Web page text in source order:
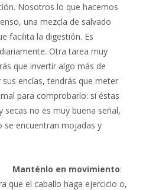
Nosotros lo que hacemos
una mezcla de salvado
facilita la digestión. Es
Otra tarea muy
que invertir algo más de
encías, tendrás que meter
para comprobarlo: si éstas
secas no es muy buena señal,
se encuentran mojadas y
Manténlo en movimiento:
que el caballo haga ejercicio o,